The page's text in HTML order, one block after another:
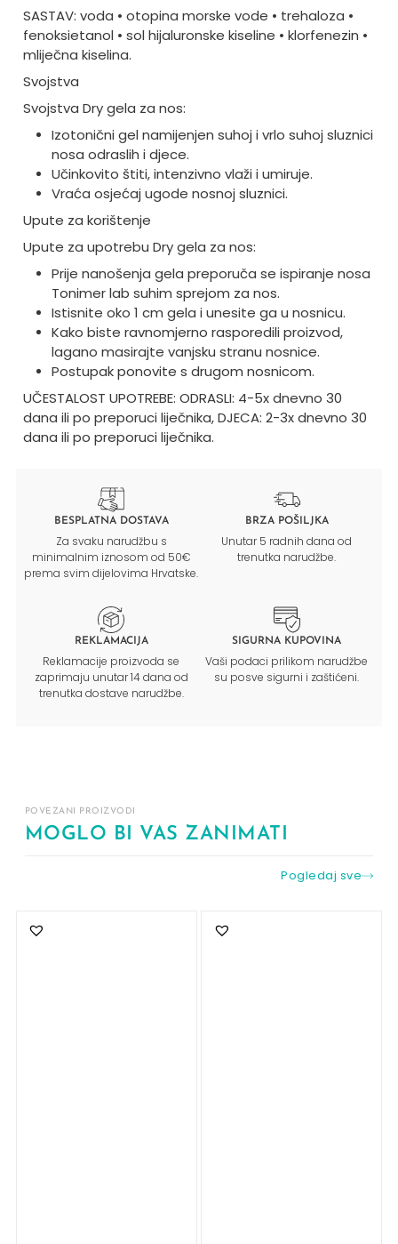
SASTAV: voda • otopina morske vode • trehaloza •
fenoksietanol • sol hijaluronske kiseline • klorfenezin •
mliječna kiselina.
Svojstva
Svojstva Dry gela za nos:
Izotonični gel namijenjen suhoj i vrlo suhoj sluznici
nosa odraslih i djece.
Učinkovito štiti, intenzivno vlaži i umiruje.
Vraća osjećaj ugode nosnoj sluznici.
Upute za korištenje
Upute za upotrebu Dry gela za nos:
Prije nanošenja gela preporuča se ispiranje nosa
Tonimer lab suhim sprejom za nos.
Istisnite oko 1 cm gela i unesite ga u nosnicu.
Kako biste ravnomjerno rasporedili proizvod,
lagano masirajte vanjsku stranu nosnice.
Postupak ponovite s drugom nosnicom.
UČESTALOST UPOTREBE: ODRASLI: 4-5x dnevno 30
dana ili po preporuci liječnika, DJECA: 2-3x dnevno 30
dana ili po preporuci liječnika.
BESPLATNA DOSTAVA
Za svaku narudžbu s
minimalnim iznosom od 50€
prema svim dijelovima Hrvatske.
BRZA POŠILJKA
Unutar 5 radnih dana od
trenutka narudžbe.
REKLAMACIJA
Reklamacije proizvoda se
zaprimaju unutar 14 dana od
trenutka dostave narudžbe.
SIGURNA KUPOVINA
Vaši podaci prilikom narudžbe
su posve sigurni i zaštićeni.
POVEZANI PROIZVODI
MOGLO BI VAS ZANIMATI
Pogledaj sve